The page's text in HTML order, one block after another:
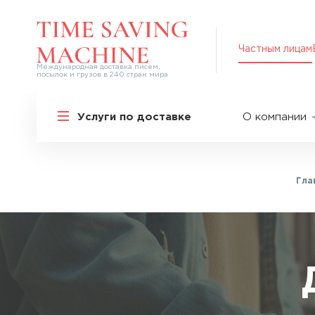
Международная доставка писем,
посылок и грузов в 240 стран мира
Частным лицам
Услуги по доставке
Международная доставка
Самые срочные тарифы
Перевозка специальных грузов
О компании
Оплата
Упаковка